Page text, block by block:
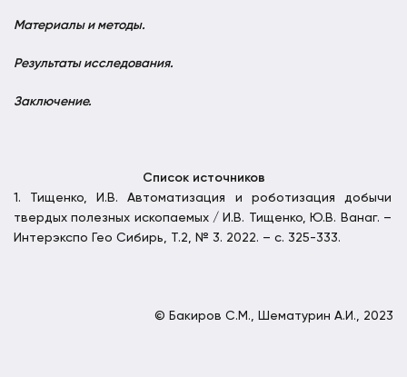
Материалы и методы.
Результаты исследования.
Заключение.
Список источников
1. Тищенко, И.В. Автоматизация и роботизация добычи
твердых полезных ископаемых / И.В. Тищенко, Ю.В. Ванаг. –
Интерэкспо Гео Сибирь, Т.2, № 3. 2022. – с. 325-333.
© Бакиров С.М., Шематурин А.И., 2023